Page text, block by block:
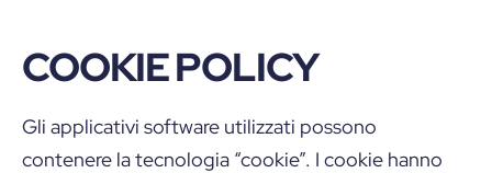
COOKIE POLICY
Gli applicativi software utilizzati possono
contenere la tecnologia “cookie”. I cookie hanno